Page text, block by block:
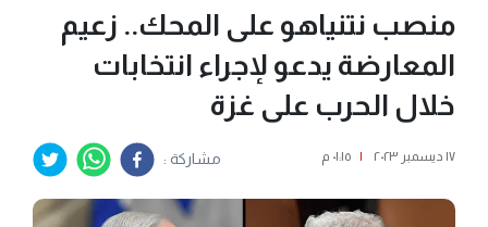
منصب نتنياهو على المحك.. زعيم
المعارضة يدعو لإجراء انتخابات
خلال الحرب على غزة
١٧ ديسمبر ٢٠٢٣ | ٠١:١٥ م مشاركة :